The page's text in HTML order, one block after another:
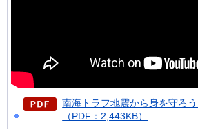
南海トラフ地震から身を守ろう
（PDF：2,443KB）